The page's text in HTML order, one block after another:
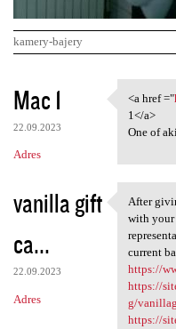
kamery-bajery
K
o
m
e
t
a
r
z
Mac 1
22.09.2023
Adres
<a href
<a href ="
1</a>
One of
vanilla gift
ca...
22.09.2023
Adres
After
After
with your
current
https://
https://
g/
https://